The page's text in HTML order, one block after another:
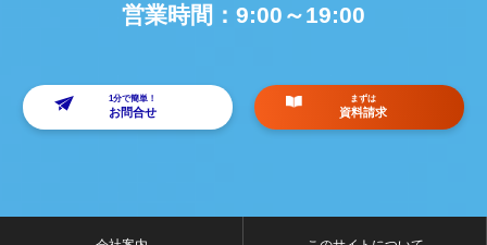
営業時間： 9:00～19:00
1分で簡単！
お問合せ
まずは
資料請求